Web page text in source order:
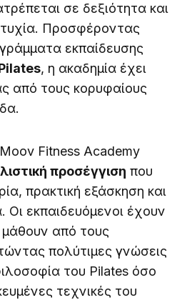
σε δεξιότητα και
Προσφέροντας
εκπαίδευσης
, η ακαδημία έχει
από τους κορυφαίους
Fitness Academy
προσέγγιση που
πρακτική εξάσκηση και
Οι εκπαιδευόμενοι έχουν
από τους
πολύτιμες γνώσεις
του Pilates όσο
τεχνικές του